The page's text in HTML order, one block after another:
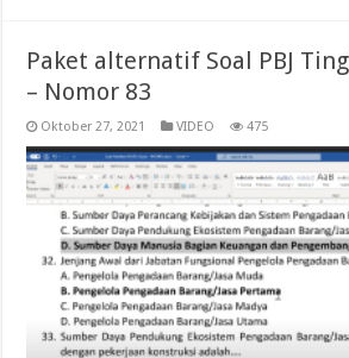
Paket alternatif Soal PBJ
– Nomor 83
Oktober 27, 2021 VIDEO 475